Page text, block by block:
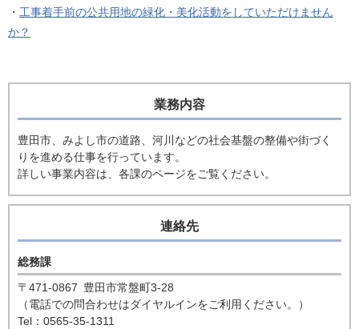
・ 工事着手前の公共用地の緑化・美化活動をしていただけません
か？
業務内容
豊田市、みよし市の道路、河川などの社会基盤の整備や街づく
りを進める仕事を行っています。
詳しい事業内容は、各課のページをご覧ください。
連絡先
総務課
〒471-0867 豊田市常盤町3-28
（電話での問合わせはダイヤルインをご利用ください。）
Tel：0565-35-1311